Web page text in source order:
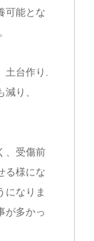
可能とな
土台作り.
り、
、受傷前
る様にな
になりま
が多かっ